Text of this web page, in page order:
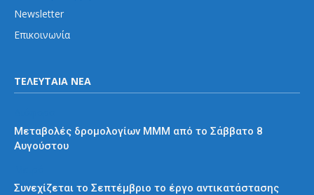
Newsletter
Επικοινωνία
ΤΕΛΕΥΤΑΙΑ ΝΕΑ
Μεταβολές δρομολογίων ΜΜΜ από το Σάββατο 8
Αυγούστου
Συνεχίζεται το Σεπτέμβριο το έργο αντικατάστασης